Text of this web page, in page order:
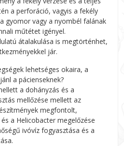
a perforáció, vagyis a fekély
gyomor vagy a nyombél falának
műtétet igényel.
átalakulása is megtörténhet,
jár.
lehetséges okaira, a
a pácienseknek?
a dohányzás és a
mellőzése mellett az
megfontolt,
a Helicobacter megelőzése
ivóvíz fogyasztása és a